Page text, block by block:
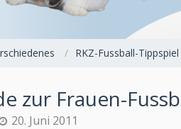
RKZ-Fussball-Tippspiel
zur Frauen-
20. Juni 2011